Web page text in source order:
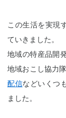
この生活を実現
ていきました。
地域の特産品開
地域おこし協力
配信などいくつ
ました。